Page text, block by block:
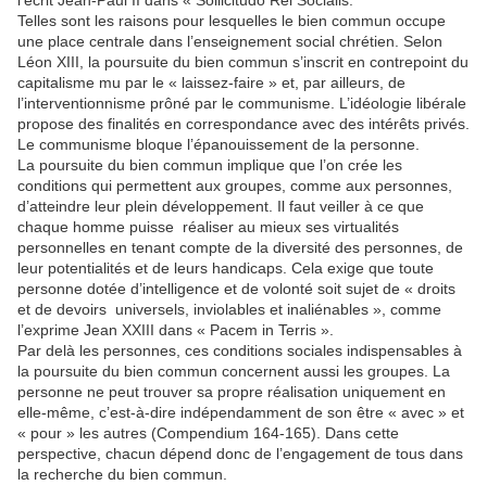
Telles sont les raisons pour lesquelles le bien commun occupe
une place centrale dans l’enseignement social chrétien. Selon
Léon XIII, la poursuite du bien commun s’inscrit en contrepoint du
capitalisme mu par le « laissez-faire » et, par ailleurs, de
l’interventionnisme prôné par le communisme. L’idéologie libérale
propose des finalités en correspondance avec des intérêts privés.
Le communisme bloque l’épanouissement de la personne.
La poursuite du bien commun implique que l’on crée les
conditions qui permettent aux groupes, comme aux personnes,
d’atteindre leur plein développement. Il faut veiller à ce que
chaque homme puisse réaliser au mieux ses virtualités
personnelles en tenant compte de la diversité des personnes, de
leur potentialités et de leurs handicaps. Cela exige que toute
personne dotée d’intelligence et de volonté soit sujet de « droits
et de devoirs universels, inviolables et inaliénables », comme
l’exprime Jean XXIII dans « Pacem in Terris ».
Par delà les personnes, ces conditions sociales indispensables à
la poursuite du bien commun concernent aussi les groupes. La
personne ne peut trouver sa propre réalisation uniquement en
elle-même, c’est-à-dire indépendamment de son être « avec » et
« pour » les autres (Compendium 164-165). Dans cette
perspective, chacun dépend donc de l’engagement de tous dans
la recherche du bien commun.